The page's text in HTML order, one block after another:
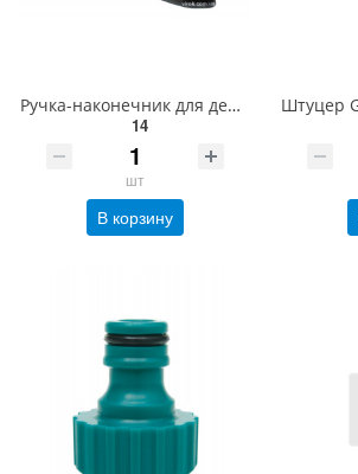
Ручка-наконечник для держака, лопати, діаметр 30 мм, пластмасова Україна 15V501
14
шт
В корзину